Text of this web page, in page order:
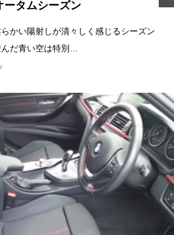
ータムシーズン
かい陽射しが清々しく感じるシーズン
んだ青い空は特別…